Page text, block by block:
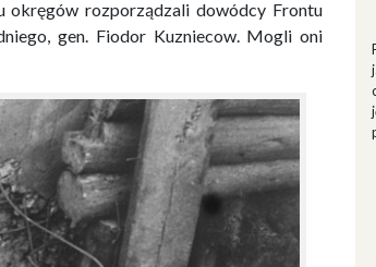
okręgów rozporządzali dowódcy Frontu
gen. Fiodor Kuzniecow. Mogli oni